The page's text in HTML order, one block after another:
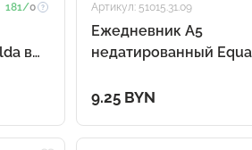
181/0
в
Артикул: 51015.31.09
Ежедневник A5
недатированный
серебристым
9.25 BYN